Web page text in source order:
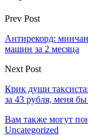
Prev Post
Антирекорд:
машин за 2 месяца
Next Post
Крик души
за 43 рубля, меня
Вам также могут
Uncategorized